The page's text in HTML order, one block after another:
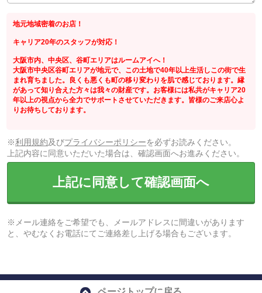
地元地域密着のお店！
キャリア20年のスタッフが対応！
大阪市内、中央区、谷町エリアはルームアイへ！
大阪市中央区谷町エリアが地元で、この土地で40年以上生活しこの街で生
まれ育ちました。良くも悪くも町の移り変わりを肌で感じております。縁
があって知り合えた方々は我々の財産です。お客様には私共がキャリア20
年以上の視点から全力でサポートさせていただきます。皆様のご来店心よ
りお待ちしております。
※利用規約及びプライバシーポリシーを必ずお読みください。
上記内容に同意いただいた場合は、確認画面へお進みください。
上記に同意して確認画面へ
※メール連絡をご希望でも、メールアドレスに間違いがあります
と、やむなくお電話にてご連絡差し上げる場合もございます。